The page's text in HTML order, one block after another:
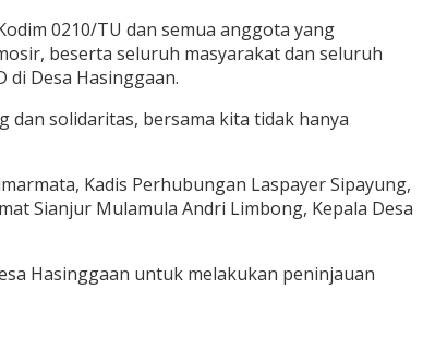
0210/TU dan semua anggota yang
beserta seluruh masyarakat dan seluruh
Desa Hasinggaan.
solidaritas, bersama kita tidak hanya
Kadis Perhubungan Laspayer Sipayung,
Sianjur Mulamula Andri Limbong, Kepala Desa
Hasinggaan untuk melakukan peninjauan